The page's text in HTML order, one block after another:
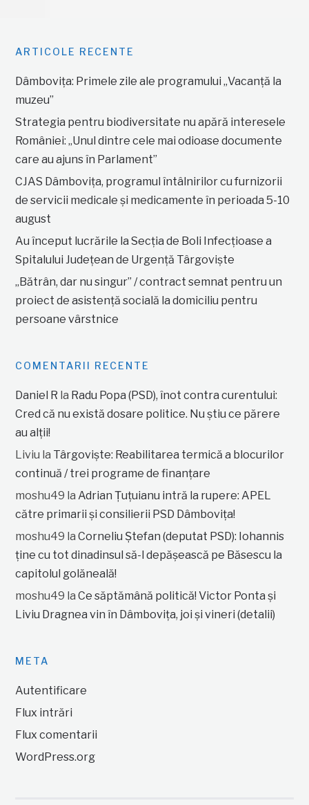
ARTICOLE RECENTE
Dâmbovița: Primele zile ale programului „Vacanță la
muzeu”
Strategia pentru biodiversitate nu apără interesele
României: „Unul dintre cele mai odioase documente
care au ajuns în Parlament”
CJAS Dâmbovița, programul întâlnirilor cu furnizorii
de servicii medicale și medicamente în perioada 5-10
august
Au început lucrările la Secția de Boli Infecțioase a
Spitalului Județean de Urgență Târgoviște
„Bătrân, dar nu singur” / contract semnat pentru un
proiect de asistență socială la domiciliu pentru
persoane vârstnice
COMENTARII RECENTE
Daniel R la Radu Popa (PSD), înot contra curentului:
Cred că nu există dosare politice. Nu știu ce părere
au alții!
Liviu la Târgoviște: Reabilitarea termică a blocurilor
continuă / trei programe de finanțare
moshu49 laAdrian Țuțuianu intră la rupere: APEL
către primarii și consilierii PSD Dâmbovița!
moshu49 laCorneliu Ștefan (deputat PSD): Iohannis
ține cu tot dinadinsul să-l depășească pe Băsescu la
capitolul golăneală!
moshu49 laCe săptămână politică! Victor Ponta și
Liviu Dragnea vin în Dâmbovița, joi și vineri (detalii)
META
Autentificare
Flux intrări
Flux comentarii
WordPress.org